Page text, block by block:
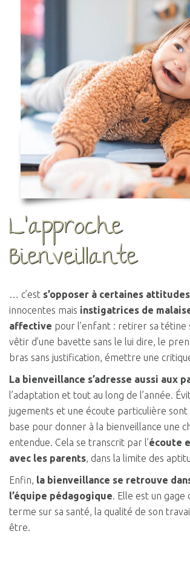
L'approche
Bienveillante
… c’est s’opposer à certaines attitudes
innocentes mais instigatrices de
affective pour l’enfant : retirer sa tétine
vêtir d’une bavette sans le lui dire, le
bras sans justification, émettre une
La bienveillance s’adresse aussi aux
l’adaptation et tout au long de l’année.
jugements et une écoute particulière sont
base pour donner à la bienveillance une
entendue. Cela se transcrit par l’écoute
avec les parents, dans la limite des
Enfin, la bienveillance se retrouve
l’équipe pédagogique. Elle est un gage
terme sur sa santé, la qualité de son
être.